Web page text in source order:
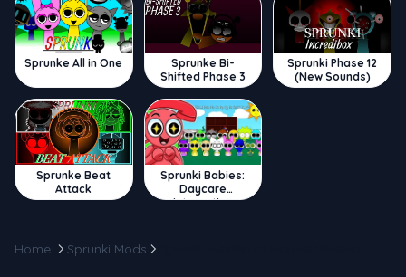
Sprunke All in One
Sprunke Bi-
Shifted Phase 3
Sprunki Phase 12
(New Sounds)
Sprunke Beat
Attack
Sprunki Babies:
Daycare
Interactive
Home Sprunki Mods